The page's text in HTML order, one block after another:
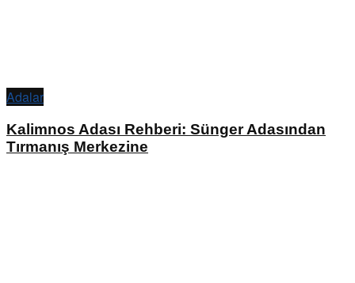
Adalar
Kalimnos Adası Rehberi: Sünger Adasından
Tırmanış Merkezine